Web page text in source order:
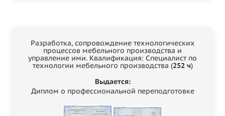
Разработка, сопровождение технологических
процессов мебельного производства и
управление ими. Квалификация: Специалист по
технологии мебельного производства (252 ч)
Выдается:
Диплом о профессиональной переподготовке